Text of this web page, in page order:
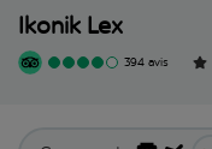
Ikonik Lex
394 avis